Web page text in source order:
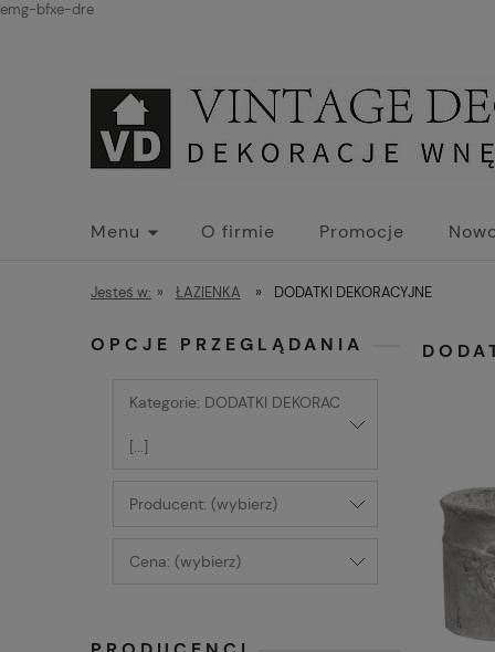
emg-bfxe-dre
Menu O firmie Promocje
Jesteś w: » ŁAZIENKA » DODATKI DEKORACYJNE
OPCJE PRZEGLĄDANIA
Kategorie: DODATKI DEKORAC
[...]
Producent: (wybierz)
Cena: (wybierz)